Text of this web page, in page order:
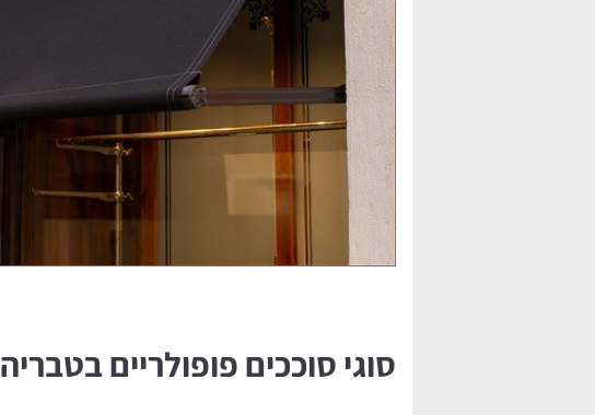
סוגי סוככים פופולריים בטבריה